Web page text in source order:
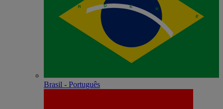
Brasil - Português